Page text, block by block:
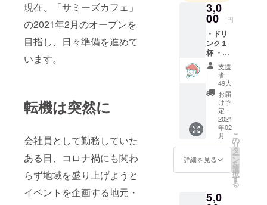
現在、「サミーズカフェ」
の2021年2月のオープンを
目指し、日々準備を進めて
います。
転機は突然に
会社員として勤務していた
ある日、コロナ禍にも関わ
らず地域を盛り上げようと
イベントを企画する地元・
3,0
00 円
・ドリ
ンク１
杯 ・ハ
ワイア
ンス
コーン1
個 ・愛
を込め
たお礼
のメー
ル送り
ます！
※店舗受
け取り
のみ
（メー
外） 有
支援
者：
49人
お届
け予
定：
2021
年02
月
詳細を見る
こ
の
リ
タ
ー
ン
を
選
択
す
る
5,0